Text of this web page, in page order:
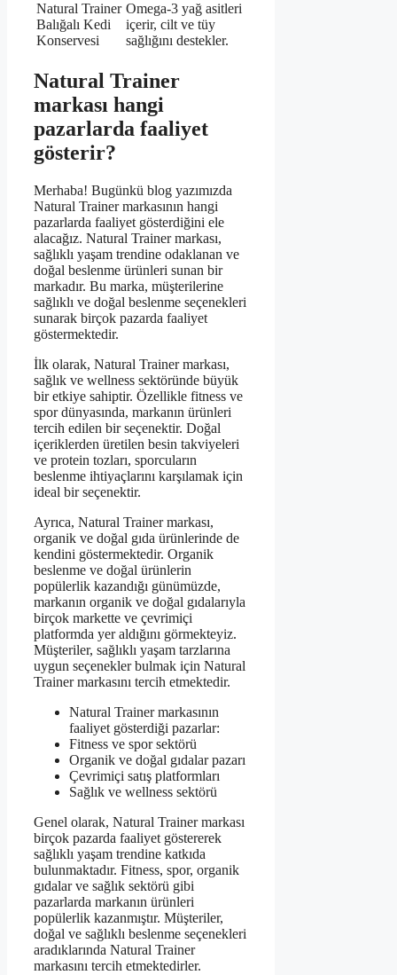
Natural Trainer
Balığalı Kedi
Konservesi
Omega-3 yağ asitleri
içerir, cilt ve tüy
sağlığını destekler.
Natural Trainer
markası hangi
pazarlarda faaliyet
gösterir?
Merhaba! Bugünkü blog yazımızda
Natural Trainer markasının hangi
pazarlarda faaliyet gösterdiğini ele
alacağız. Natural Trainer markası,
sağlıklı yaşam trendine odaklanan ve
doğal beslenme ürünleri sunan bir
markadır. Bu marka, müşterilerine
sağlıklı ve doğal beslenme seçenekleri
sunarak birçok pazarda faaliyet
göstermektedir.
İlk olarak, Natural Trainer markası,
sağlık ve wellness sektöründe büyük
bir etkiye sahiptir. Özellikle fitness ve
spor dünyasında, markanın ürünleri
tercih edilen bir seçenektir. Doğal
içeriklerden üretilen besin takviyeleri
ve protein tozları, sporcuların
beslenme ihtiyaçlarını karşılamak için
ideal bir seçenektir.
Ayrıca, Natural Trainer markası,
organik ve doğal gıda ürünlerinde de
kendini göstermektedir. Organik
beslenme ve doğal ürünlerin
popülerlik kazandığı günümüzde,
markanın organik ve doğal gıdalarıyla
birçok markette ve çevrimiçi
platformda yer aldığını görmekteyiz.
Müşteriler, sağlıklı yaşam tarzlarına
uygun seçenekler bulmak için Natural
Trainer markasını tercih etmektedir.
Natural Trainer markasının
faaliyet gösterdiği pazarlar:
Fitness ve spor sektörü
Organik ve doğal gıdalar pazarı
Çevrimiçi satış platformları
Sağlık ve wellness sektörü
Genel olarak, Natural Trainer markası
birçok pazarda faaliyet göstererek
sağlıklı yaşam trendine katkıda
bulunmaktadır. Fitness, spor, organik
gıdalar ve sağlık sektörü gibi
pazarlarda markanın ürünleri
popülerlik kazanmıştır. Müşteriler,
doğal ve sağlıklı beslenme seçenekleri
aradıklarında Natural Trainer
markasını tercih etmektedirler.